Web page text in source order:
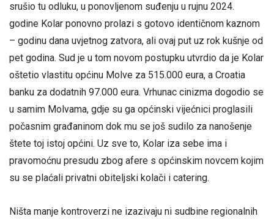
srušio tu odluku, u ponovljenom suđenju u rujnu 2024.
godine Kolar ponovno prolazi s gotovo identičnom kaznom
– godinu dana uvjetnog zatvora, ali ovaj put uz rok kušnje od
pet godina. Sud je u tom novom postupku utvrdio da je Kolar
oštetio vlastitu općinu Molve za 515.000 eura, a Croatia
banku za dodatnih 97.000 eura. Vrhunac cinizma dogodio se
u samim Molvama, gdje su ga općinski vijećnici proglasili
počasnim građaninom dok mu se još sudilo za nanošenje
štete toj istoj općini. Uz sve to, Kolar iza sebe ima i
pravomoćnu presudu zbog afere s općinskim novcem kojim
su se plaćali privatni obiteljski kolači i catering.
Ništa manje kontroverzi ne izazivaju ni sudbine regionalnih